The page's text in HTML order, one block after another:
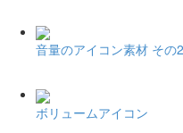
音量のアイコン素材 その2
ボリュームアイコン